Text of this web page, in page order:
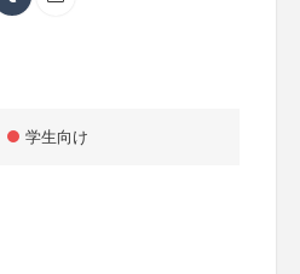
学生向け